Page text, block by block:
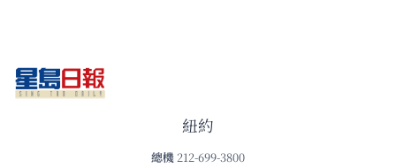
紐約
總機 212-699-3800